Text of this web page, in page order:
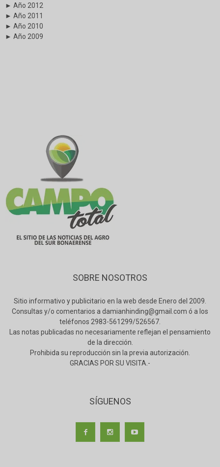
► Año 2012
► Año 2011
► Año 2010
► Año 2009
SOBRE NOSOTROS
Sitio informativo y publicitario en la web desde Enero del 2009.
Consultas y/o comentarios a damianhinding@gmail.com ó a los
teléfonos 2983-561299/526567.
Las notas publicadas no necesariamente reflejan el pensamiento
de la dirección.
Prohibida su reproducción sin la previa autorización.
GRACIAS POR SU VISITA.-
SÍGUENOS